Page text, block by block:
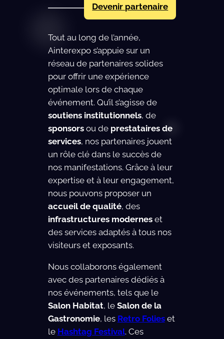
Devenir partenaire
Tout au long de l’année,
Ainterexpo s’appuie sur un
réseau de partenaires solides
pour offrir une expérience
optimale lors de chaque
événement. Qu’il s’agisse de
soutiens institutionnels, de
sponsors ou de prestataires de
services, nos partenaires jouent
un rôle clé dans le succès de
nos manifestations. Grâce à leur
expertise et à leur engagement,
nous pouvons proposer un
accueil de qualité, des
infrastructures moderneset
des services adaptés à tous nos
visiteurs et exposants.
Nous collaborons également
avec des partenaires dédiés à
nos événements, tels que le
Salon Habitat, le Salon de la
Gastronomie, les Retro Folieset
le Hashtag Festival. Ces